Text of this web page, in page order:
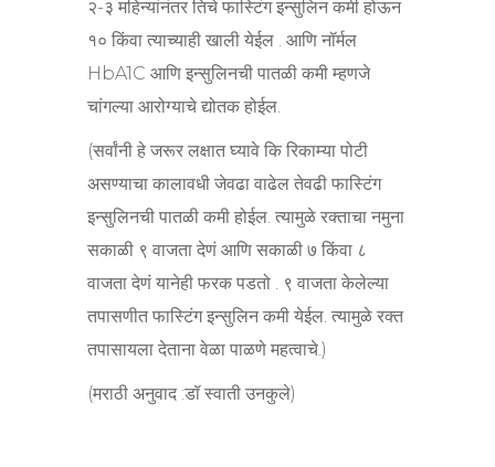
२-३ महिन्यांनंतर तिचे फास्टिंग इन्सुलिन कमी होऊन
१० किंवा त्याच्याही खाली येईल . आणि नॉर्मल
HbA1C आणि इन्सुलिनची पातळी कमी म्हणजे
चांगल्या आरोग्याचे द्योतक होईल.
(सर्वांनी हे जरूर लक्षात घ्यावे कि रिकाम्या पोटी
असण्याचा कालावधी जेवढा वाढेल तेवढी फास्टिंग
इन्सुलिनची पातळी कमी होईल. त्यामुळे रक्ताचा नमुना
सकाळी ९ वाजता देणं आणि सकाळी ७ किंवा ८
वाजता देणं यानेही फरक पडतो . ९ वाजता केलेल्या
तपासणीत फास्टिंग इन्सुलिन कमी येईल. त्यामुळे रक्त
तपासायला देताना वेळा पाळणे महत्वाचे.)
(मराठी अनुवाद :डॉ स्वाती उनकुले)